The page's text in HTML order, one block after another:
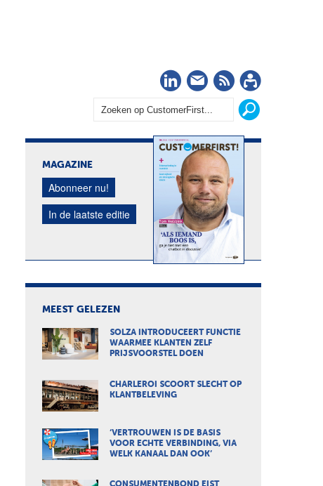
LinkedIn
Nieuwsbrief
RSS
MAGAZINE
Abonneer nu!
In de laatste editie
MEEST GELEZEN
SOLZA INTRODUCEERT FUNCTIE
WAARMEE KLANTEN ZELF
PRIJSVOORSTEL DOEN
CHARLEROI SCOORT SLECHT OP
KLANTBELEVING
‘VERTROUWEN IS DE BASIS
VOOR ECHTE VERBINDING, VIA
WELK KANAAL DAN OOK’